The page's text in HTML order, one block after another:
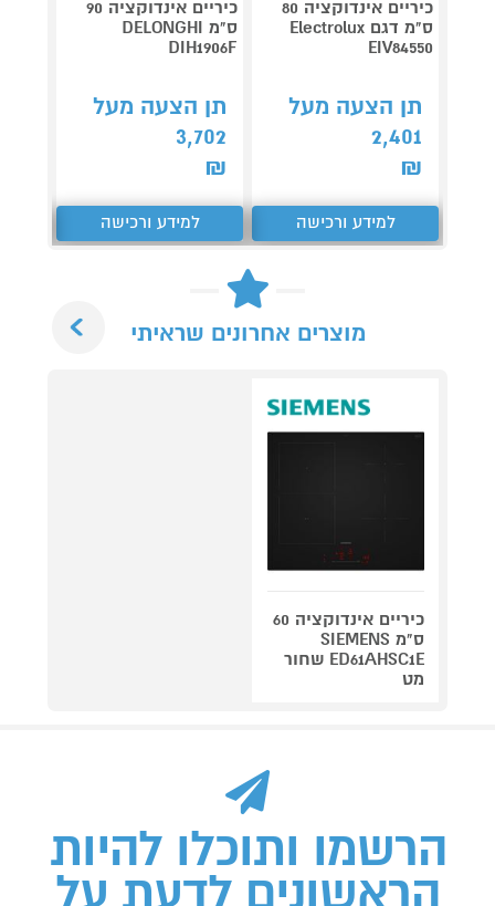
כיריים אינדוקציה 80
ס"מ דגם Electrolux
EIV84550
תן הצעה מעל
2,401
₪
למידע ורכישה
כיריים אינדוקציה 90
ס"מ DELONGHI
DIH1906F
תן הצעה מעל
3,702
₪
למידע ורכישה
מוצרים אחרונים שראיתי
כיריים אינדוקציה 60
ס"מ SIEMENS
ED61AHSC1E שחור
מט
הרשמו ותוכלו להיות
הראשונים לדעת על